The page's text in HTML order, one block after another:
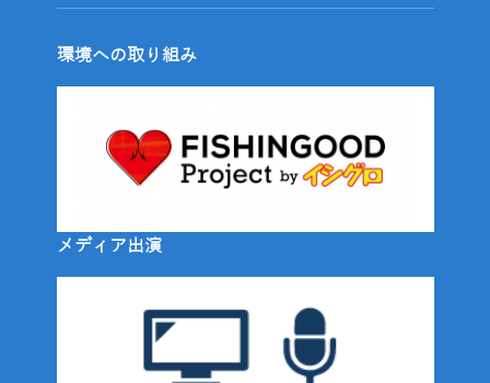
環境への取り組み
メディア出演